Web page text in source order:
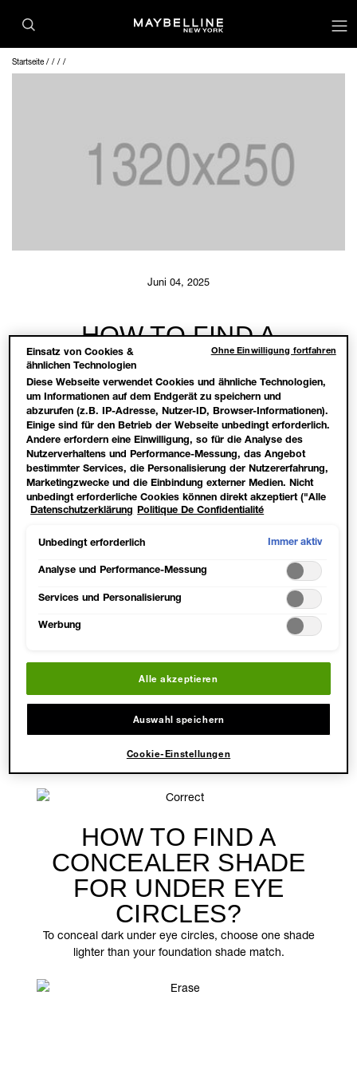
Startseite
Juni 04, 2025
HOW TO FIND A
CONCEALER SHADE
FOR YOUR SKIN
TONE?
The rule of thumb for picking your concealer shade is
based off of yourfoundation shade .
Beauty experts advise that everyone should have two
shades of concealer in their arsenal, one lighter, one
darker, since daily sun exposure means your skin tone
shifts slightly all the time. Plus, makeup artists use
HOW TO FIND A
CONCEALER SHADE
FOR BLEMISHES?
slightly darker concealer when covering blemishes to
block out the color of the pimple. After, use a lighter
concealer or a concealer that matches your skin tone
Pro-tip: If you're using concealer underneath a face
, which is smudge and transfer-resistant!
HOW TO FIND A
CONCEALER SHADE
FOR UNDER EYE
CIRCLES?
To conceal dark under eye circles, choose one shade
lighter than your foundation shade match.
Einsatz von Cookies &
ähnlichen Technologien
Diese Webseite verwendet Cookies und ähnliche Technologien,
um Informationen auf dem Endgerät zu speichern und
abzurufen (z.B. IP-Adresse, Nutzer-ID, Browser-Informationen).
Einige sind für den Betrieb der Webseite unbedingt erforderlich.
Andere erfordern eine Einwilligung, so für die Analyse des
Nutzerverhaltens und Performance-Messung, das Angebot
bestimmter Services, die Personalisierung der Nutzererfahrung,
Marketingzwecke und die Einbindung externer Medien. Nicht
unbedingt erforderliche Cookies können direkt akzeptiert ("Alle
akzeptieren") oder abgelehnt ("Ohne Einwilligung fortfahren")
ebenfalls möglich und speicherbar ("Auswahl speichern"). Die
angepasst werden. Für weitere Informationen s. unsere
Datenschutzerklärung Politique De Confidentialité
Unbedingt erforderlich Immer aktiv
Analyse und Performance-Messung
Services und Personalisierung
Werbung
Alle akzeptieren
Auswahl speichern
Cookie-Einstellungen
Ohne Einwilligung fortfahren